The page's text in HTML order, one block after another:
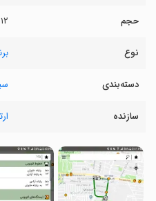
حجم ۱۲ مگابایت
نوع
دسته‌بندی
سازنده